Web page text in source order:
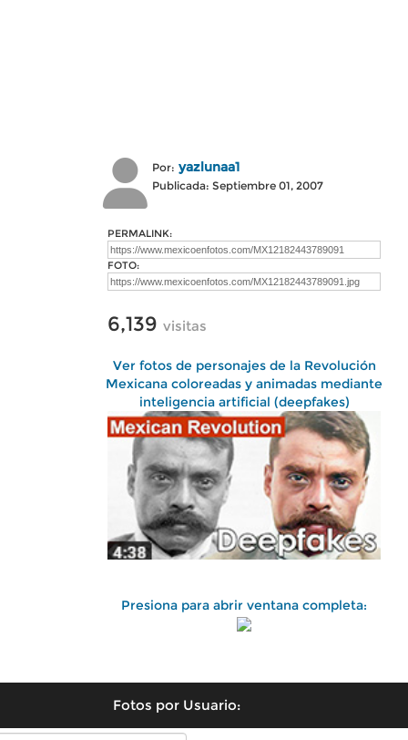
Por: yazlunaa1
Publicada: Septiembre 01, 2007
PERMALINK:
FOTO:
6,139 visitas
Ver fotos de personajes de la Revolución
Mexicana coloreadas y animadas mediante
inteligencia artificial (deepfakes)
Presiona para abrir ventana completa:
Fotos por Usuario: